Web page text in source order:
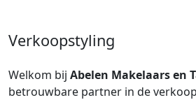
Verkoopstyling
Welkom bij Abelen Makelaars en
betrouwbare partner in de